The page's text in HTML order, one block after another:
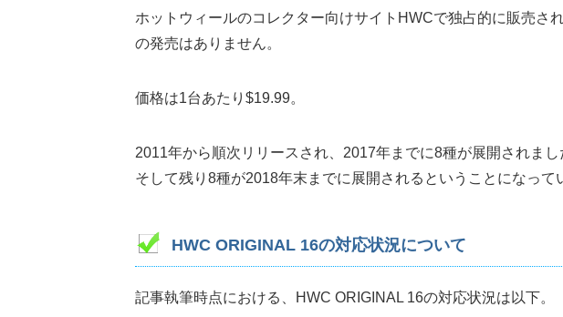
ホットウィールのコレクター向けサイトHWCで独占的に販売さ
の発売はありません。
価格は1台あたり$19.99。
2011年から順次リリースされ、2017年までに8種が展開されまし
そして残り8種が2018年末までに展開されるということになって
HWC ORIGINAL 16の対応状況について
記事執筆時点における、HWC ORIGINAL 16の対応状況は以下。